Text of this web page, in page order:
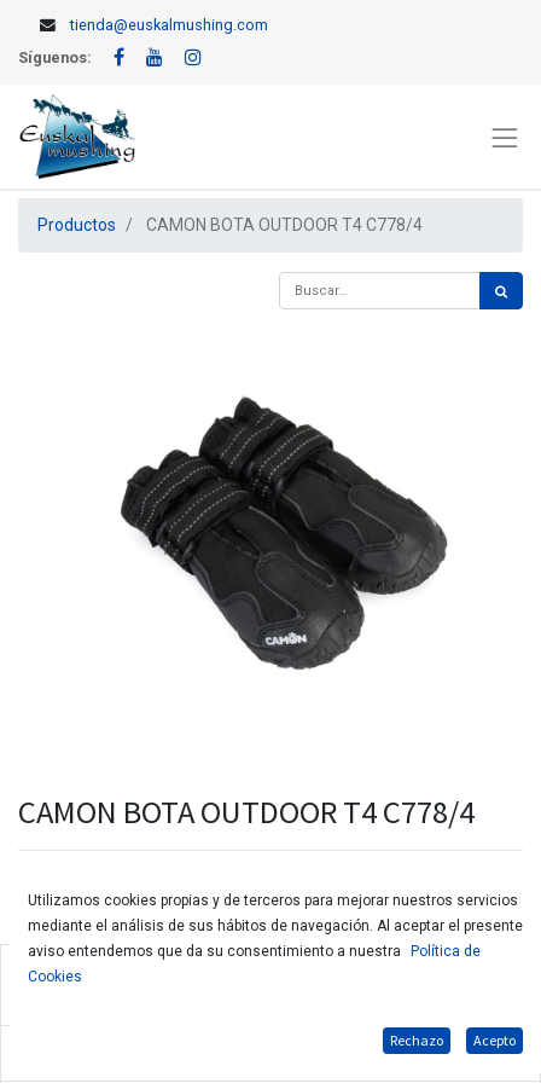
tienda@euskalmushing.com
Síguenos:
Productos CAMON BOTA OUTDOOR T4 C778/4
CAMON BOTA OUTDOOR T4 C778/4
Protección para las patas del frío, hielo, superficies rugosas, calor
Suaves, cómodas, fáciles de poner, con correas ajustables
Utilizamos cookies propias y de terceros para mejorar nuestros servicios
mediante el análisis de sus hábitos de navegación. Al aceptar el presente
aviso entendemos que da su consentimiento a nuestra
Política de
Cookies
Rechazo Acepto